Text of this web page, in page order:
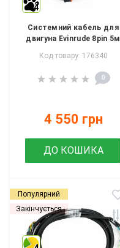
4
Системний кабель для
двигуна Evinrude 8pin 5м
Код товару: 176340
0
4 550 грн
ДО КОШИКА
Популярний
Закінчується